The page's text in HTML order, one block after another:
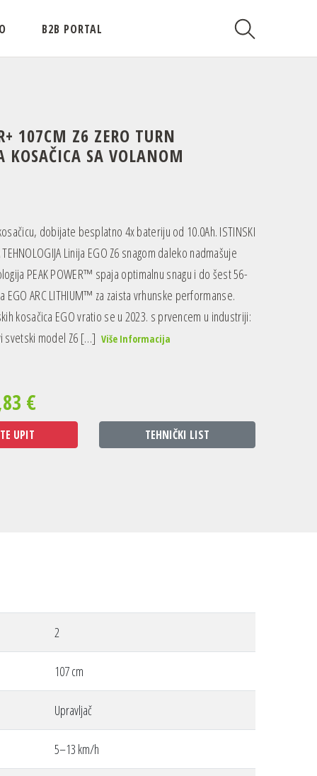
B2B PORTAL
107CM Z6 ZERO TURN
KOSAČICA SA VOLANOM
dobijate besplatno 4x bateriju od 10.0Ah. ISTINSKI
TEHNOLOGIJA Linija EGO Z6 snagom daleko nadmašuje
PEAK POWER™ spaja optimalnu snagu i do šest 56-
EGO ARC LITHIUM™ za zaista vrhunske performanse.
kosačica EGO vratio se u 2023. s prvencem u industriji:
svetski model Z6 […] Više Informacija
€
UPIT TEHNIČKI LIST
2
107 cm
Upravljač
5–13 km/h